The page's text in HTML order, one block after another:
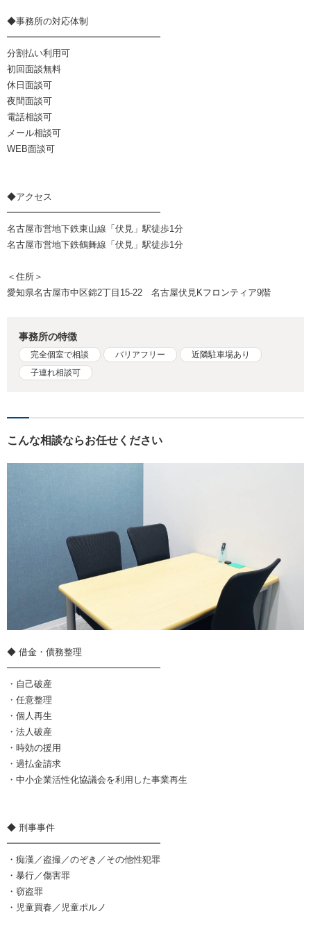
◆事務所の対応体制
━━━━━━━━━━━━━━━━━
分割払い利用可
初回面談無料
休日面談可
夜間面談可
電話相談可
メール相談可
WEB面談可
◆アクセス
━━━━━━━━━━━━━━━━━
名古屋市営地下鉄東山線「伏見」駅徒歩1分
名古屋市営地下鉄鶴舞線「伏見」駅徒歩1分
＜住所＞
愛知県名古屋市中区錦2丁目15-22 名古屋伏見Kフロンティア9階
事務所の特徴
完全個室で相談 バリアフリー
近隣駐車場あり
子連れ相談可
こんな相談ならお任せください
◆ 借金・債務整理
━━━━━━━━━━━━━━━━━
・自己破産
・任意整理
・個人再生
・法人破産
・時効の援用
・過払金請求
・中小企業活性化協議会を利用した事業再生
◆ 刑事事件
━━━━━━━━━━━━━━━━━
・痴漢／盗撮／のぞき／その他性犯罪
・暴行／傷害罪
・窃盗罪
・児童買春／児童ポルノ